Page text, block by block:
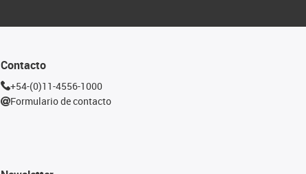
Contacto
+54-(0)11-4556-1000
Formulario de contacto